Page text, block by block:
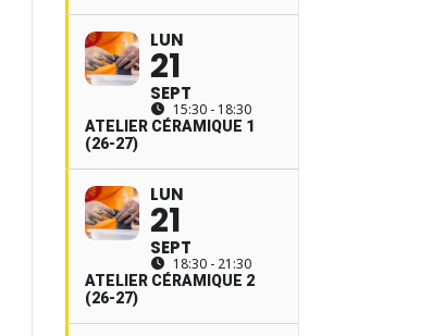
LUN
21
SEPT
15:30 - 18:30
ATELIER CÉRAMIQUE 1
(26-27)
LUN
21
SEPT
18:30 - 21:30
ATELIER CÉRAMIQUE 2
(26-27)